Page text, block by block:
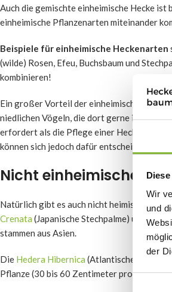
Wir
und
der
Auch die gemischte einheimische Hecke
einheimische Pflanzenarten miteinander
Beispiele für einheimische Heckenarten
(wilde) Rosen, Efeu, Buchsbaum und
kombinieren!
Ein großer Vorteil der einheimischen
niedlichen Vögeln, die dort gerne ihre
erfordert als die Pflege einer Hecke mit
können sich jedoch dafür entscheiden, die
Nicht einheimische
Natürlich gibt es auch nicht heimische
Crenata (Japanische Stechpalme) und
stammen aus Asien.
Die Hedera Hibernica (Atlantischer Efeu)
Pflanze (30 bis 60 Zentimeter pro Jahr) in